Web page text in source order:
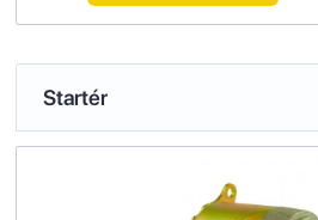
Startér